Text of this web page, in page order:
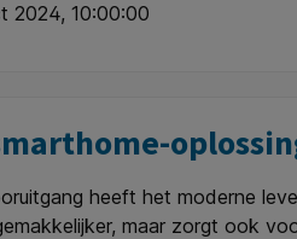
2024, 10:00:00
heeft het moderne
maar zorgt ook